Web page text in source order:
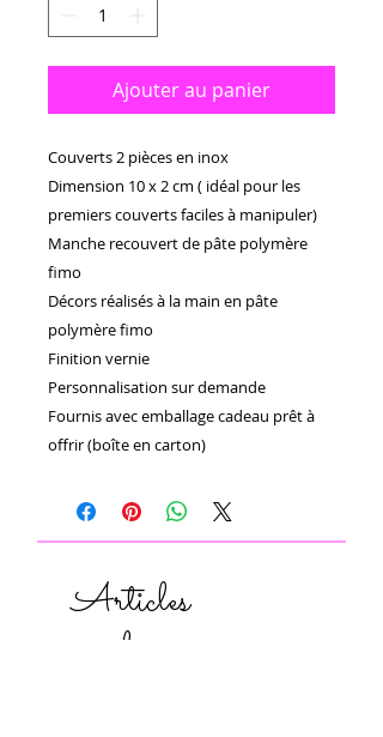
Ajouter au panier
Couverts 2 pièces en inox
Dimension 10 x 2 cm ( idéal pour les
premiers couverts faciles à manipuler)
Manche recouvert de pâte polymère
fimo
Décors réalisés à la main en pâte
polymère fimo
Finition vernie
Personnalisation sur demande
Fournis avec emballage cadeau prêt à
offrir (boîte en carton)
Articles
similaires